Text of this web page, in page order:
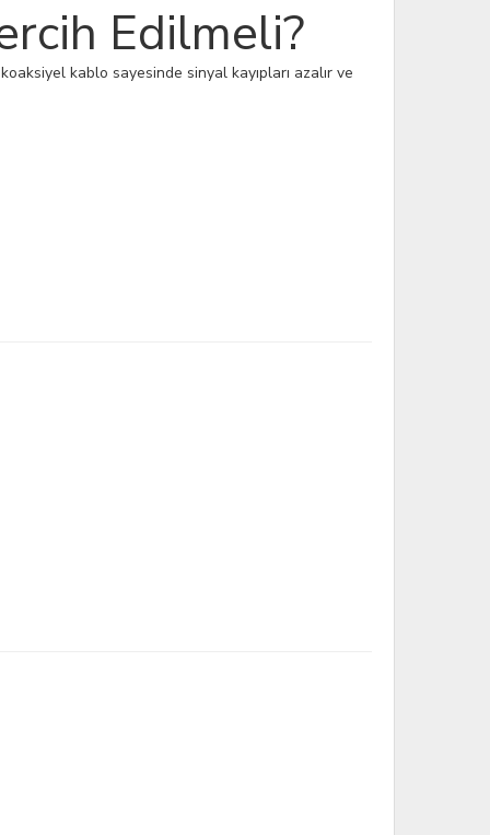
Edilmeli?
kablo sayesinde sinyal kayıpları azalır ve